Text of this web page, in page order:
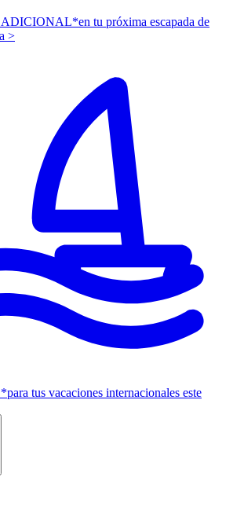
ADICIONAL*en tu próxima escapada de
>
para tus vacaciones internacionales este